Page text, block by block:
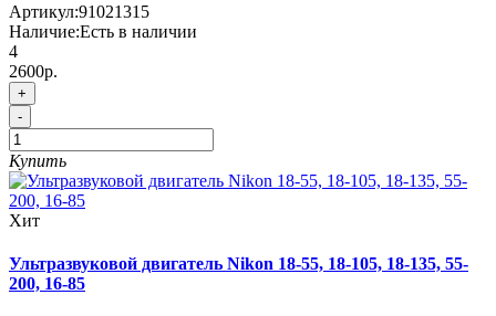
Артикул:91021315
Наличие:Есть в наличии
4
2600р.
+
-
Купить
Хит
Ультразвуковой двигатель Nikon 18-55, 18-105, 18-135, 55-
200, 16-85